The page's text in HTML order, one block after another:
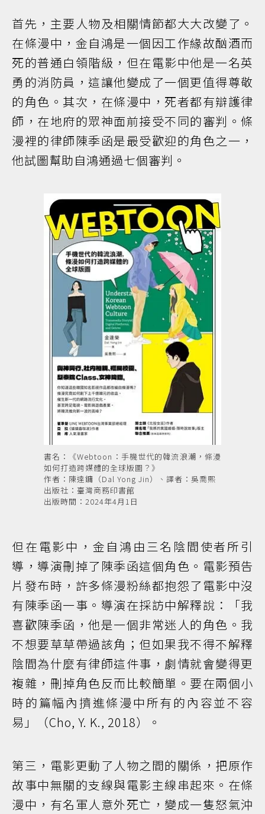
首先，主要人物及相關情節都大大改變了。
在條漫中，金自鴻是一個因工作緣故酗酒而
死的普通白領階級，但在電影中他是一名英
勇的消防員，這讓他變成了一個更值得尊敬
的角色。其次，在條漫中，死者都有辯護律
師，在地府的眾神面前接受不同的審判。條
漫裡的律師陳季函是最受歡迎的角色之一，
他試圖幫助自鴻通過七個審判。
書名：《Webtoon：手機世代的韓流浪潮，條漫
如何打造跨媒體的全球版圖？》
作者：陳達鏞（Dal Yong Jin）、譯者：吳喬熙
出版社：臺灣商務印書館
出版時間：2024年4月1日
但在電影中，金自鴻由三名陰間使者所引
導，導演刪掉了陳季函這個角色。電影預告
片發布時，許多條漫粉絲都抱怨了電影中沒
有陳季函一事。導演在採訪中解釋說：「我
喜歡陳季函，他是一個非常迷人的角色。我
不想要草草帶過該角；但如果我不得不解釋
陰間為什麼有律師這件事，劇情就會變得更
複雜，刪掉角色反而比較簡單。要在兩個小
時的篇幅內擠進條漫中所有的內容並不容
易」（Cho, Y. K., 2018）。
第三，電影更動了人物之間的關係，把原作
故事中無關的支線與電影主線串起來。在條
漫中，有名軍人意外死亡，變成一隻怒氣沖